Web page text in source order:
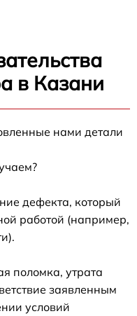
в Казани
нами детали
дефекта, который
работой (например,
поломка, утрата
заявленным
условий